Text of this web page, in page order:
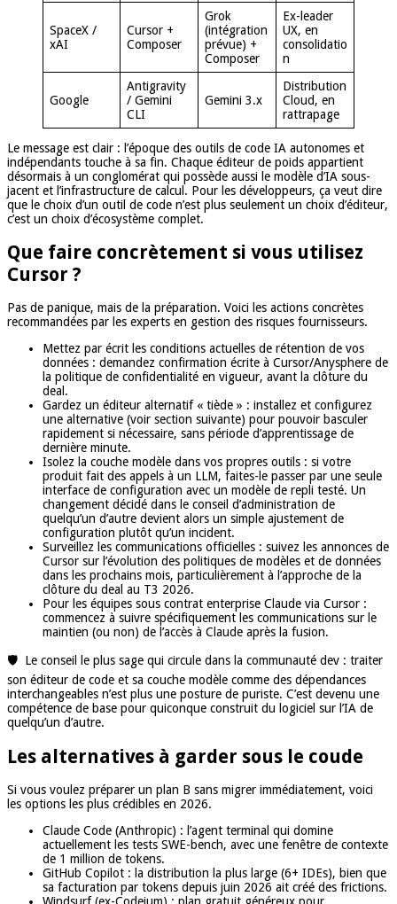
SpaceX /
xAI
Cursor +
Composer
Grok
(intégration
prévue) +
Composer
Ex-leader
UX, en
consolidatio
n
Google
Antigravity
/ Gemini
CLI
Gemini 3.x
Distribution
Cloud, en
rattrapage
Le message est clair : l’époque des outils de code IA autonomes et
indépendants touche à sa fin. Chaque éditeur de poids appartient
désormais à un conglomérat qui possède aussi le modèle d’IA sous-
jacent et l’infrastructure de calcul. Pour les développeurs, ça veut dire
que le choix d’un outil de code n’est plus seulement un choix d’éditeur,
c’est un choix d’écosystème complet.
Que faire concrètement si vous utilisez
Cursor ?
Pas de panique, mais de la préparation. Voici les actions concrètes
recommandées par les experts en gestion des risques fournisseurs.
Mettez par écrit les conditions actuelles de rétention de vos
données : demandez confirmation écrite à Cursor/Anysphere de
la politique de confidentialité en vigueur, avant la clôture du
deal.
Gardez un éditeur alternatif « tiède » : installez et configurez
une alternative (voir section suivante) pour pouvoir basculer
rapidement si nécessaire, sans période d’apprentissage de
dernière minute.
Isolez la couche modèle dans vos propres outils : si votre
produit fait des appels à un LLM, faites-le passer par une seule
interface de configuration avec un modèle de repli testé. Un
changement décidé dans le conseil d’administration de
quelqu’un d’autre devient alors un simple ajustement de
configuration plutôt qu’un incident.
Surveillez les communications officielles : suivez les annonces de
Cursor sur l’évolution des politiques de modèles et de données
dans les prochains mois, particulièrement à l’approche de la
clôture du deal au T3 2026.
Pour les équipes sous contrat enterprise Claude via Cursor :
commencez à suivre spécifiquement les communications sur le
maintien (ou non) de l’accès à Claude après la fusion.
🛡️ Le conseil le plus sage qui circule dans la communauté dev : traiter
son éditeur de code et sa couche modèle comme des dépendances
interchangeables n’est plus une posture de puriste. C’est devenu une
compétence de base pour quiconque construit du logiciel sur l’IA de
quelqu’un d’autre.
Les alternatives à garder sous le coude
Si vous voulez préparer un plan B sans migrer immédiatement, voici
les options les plus crédibles en 2026.
Claude Code (Anthropic) : l’agent terminal qui domine
actuellement les tests SWE-bench, avec une fenêtre de contexte
de 1 million de tokens.
GitHub Copilot : la distribution la plus large (6+ IDEs), bien que
sa facturation par tokens depuis juin 2026 ait créé des frictions.